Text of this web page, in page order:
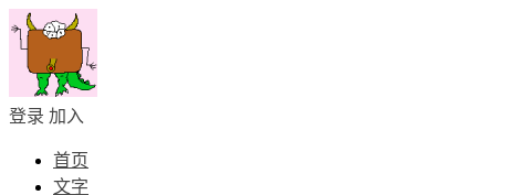
登录 加入
首页
文字